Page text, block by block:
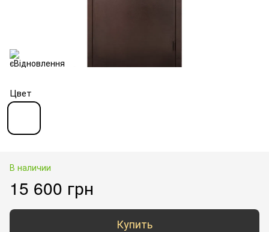
Цвет
В наличии
15 600 грн
Купить